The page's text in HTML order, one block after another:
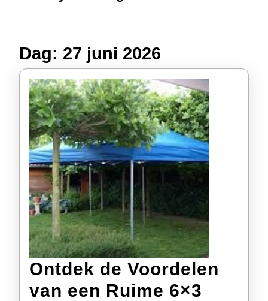
Dag: 27 juni 2026
Ontdek de Voordelen
van een Ruime 6×3